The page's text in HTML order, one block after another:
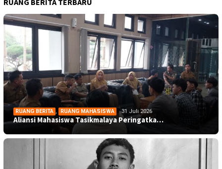
RUANG BERITA TERBARU
RUANG BERITA , RUANG MAHASISWA 31 Juli 2026
Aliansi Mahasiswa Tasikmalaya Peringatka…